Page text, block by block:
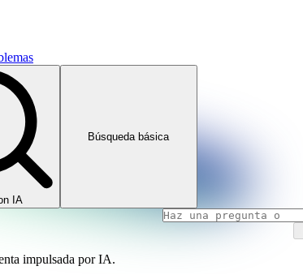
IA
Búsqueda básica
impulsada por IA.